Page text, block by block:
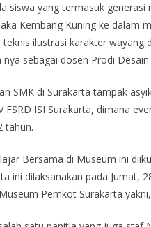
siswa yang termasuk
Kembang Kuning ke dalam
ilustrasi karakter wayang
sebagai dosen Prodi
SMK di Surakarta tampak
ISI Surakarta, dimana
tahun.
Bersama di Museum ini
ini dilaksanakan pada Jumat,
Pemkot Surakarta